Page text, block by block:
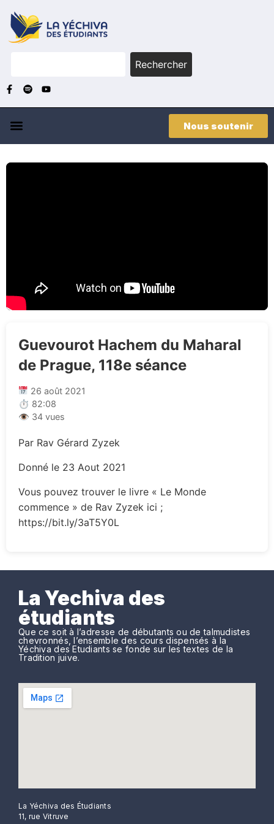
Rechercher
Nous soutenir
Guevourot Hachem du Maharal
de Prague, 118e séance
26 août 2021
⏱ 82:08
👁 34 vues
Par Rav Gérard Zyzek
Donné le 23 Aout 2021
Vous pouvez trouver le livre « Le Monde
commence » de Rav Zyzek ici ;
https://bit.ly/3aT5Y0L
La Yechiva des
étudiants
Que ce soit à l’adresse de débutants ou de talmudistes
chevronnés, l’ensemble des cours dispensés à la
Yéchiva des Etudiants se fonde sur les textes de la
Tradition juive.
La Yéchiva des Étudiants
11, rue Vitruve